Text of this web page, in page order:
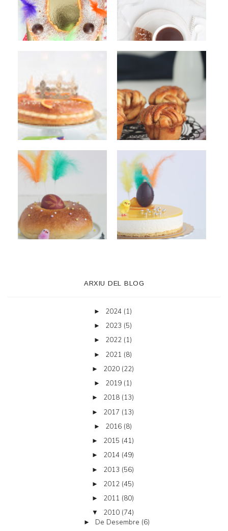
ARXIU DEL BLOG
► 2024 (1)
► 2023 (5)
► 2022 (1)
► 2021 (8)
► 2020 (22)
► 2019 (1)
► 2018 (13)
► 2017 (13)
► 2016 (8)
► 2015 (41)
► 2014 (49)
► 2013 (56)
► 2012 (45)
► 2011 (80)
▼ 2010 (74)
► De Desembre (6)